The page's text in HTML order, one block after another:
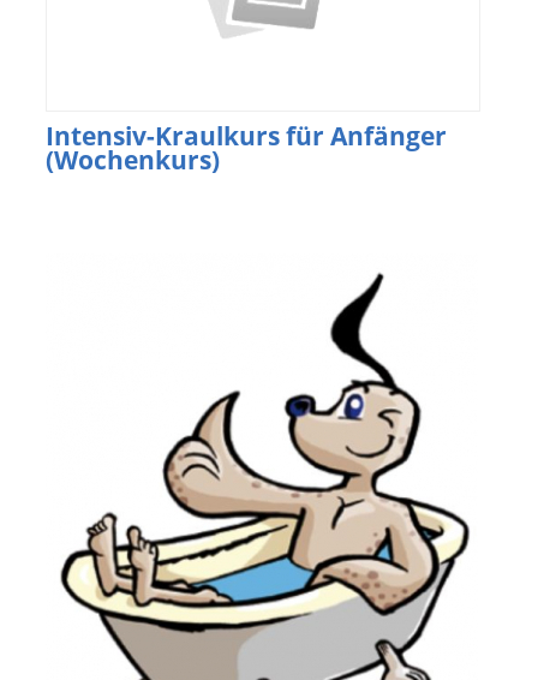
Intensiv-Kraulkurs für Anfänger
(Wochenkurs)